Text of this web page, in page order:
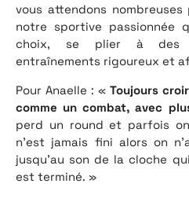
vous attendons
notre sportive passionnée
choix, se plier à des
entraînements rigoureux et
Pour Anaelle : « Toujours
comme un combat, avec
perd un round et parfois
n’est jamais fini alors on
jusqu’au son de la cloche
est terminé. »